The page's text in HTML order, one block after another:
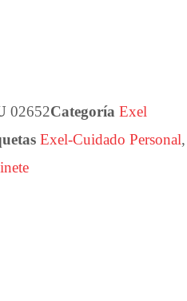
02652Categoría Exel
Exel-Cuidado Personal,